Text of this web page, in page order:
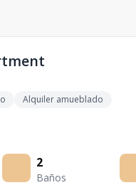
Alquiler amueblado
2
Baños